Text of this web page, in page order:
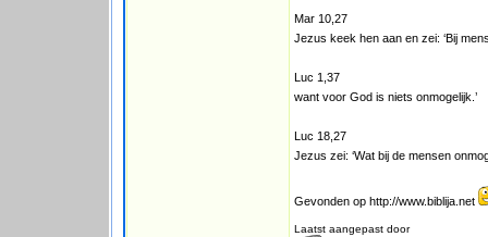
Mar 10,27
Jezus keek hen aan en zei: ‘Bij
Luc 1,37
want voor God is niets onmogelijk.’
Luc 18,27
Jezus zei: ‘Wat bij de mensen
Gevonden op http://www.biblija.net
Laatst aangepast door